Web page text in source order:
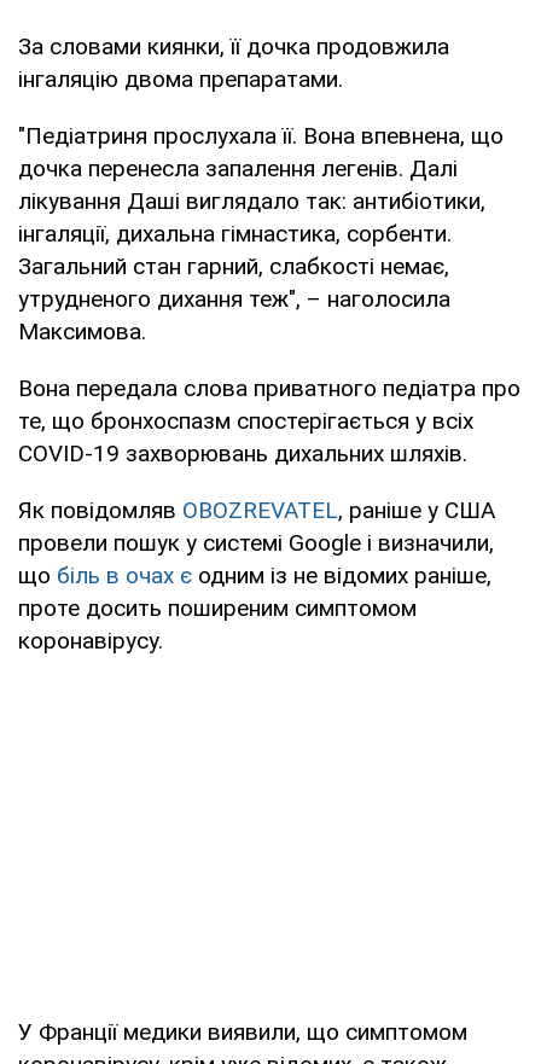
За словами киянки, її дочка продовжила
інгаляцію двома препаратами.
"Педіатриня прослухала її. Вона впевнена, що
дочка перенесла запалення легенів. Далі
лікування Даші виглядало так: антибіотики,
інгаляції, дихальна гімнастика, сорбенти.
Загальний стан гарний, слабкості немає,
утрудненого дихання теж", – наголосила
Максимова.
Вона передала слова приватного педіатра про
те, що бронхоспазм спостерігається у всіх
COVID-19 захворювань дихальних шляхів.
Як повідомляв OBOZREVATEL, раніше у США
провели пошук у системі Google і визначили,
що біль в очах є одним із не відомих раніше,
проте досить поширеним симптомом
коронавірусу.
У Франції медики виявили, що симптомом